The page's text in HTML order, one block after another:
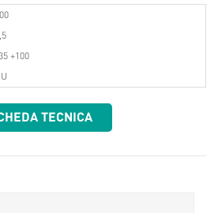
+100
TECNICA